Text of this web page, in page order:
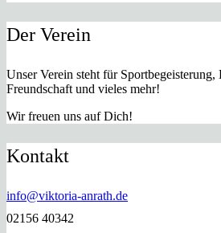
Der Verein
Unser Verein steht für Sportbegeisterung,
Freundschaft und vieles mehr!
Wir freuen uns auf Dich!
Kontakt
info@viktoria-anrath.de
02156 40342